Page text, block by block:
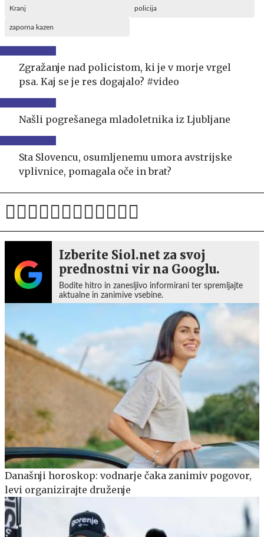
Kranj policija
zaporna kazen
Zgražanje nad policistom, ki je v morje vrgel
psa. Kaj se je res dogajalo? #video
Našli pogrešanega mladoletnika iz Ljubljane
Sta Slovencu, osumljenemu umora avstrijske
vplivnice, pomagala oče in brat?
Izberite Siol.net za svoj
prednostni vir na Googlu.
Bodite hitro in zanesljivo informirani ter spremljajte
aktualne in zanimive vsebine.
Današnji horoskop: vodnarje čaka zanimiv pogovor,
levi organizirajte druženje